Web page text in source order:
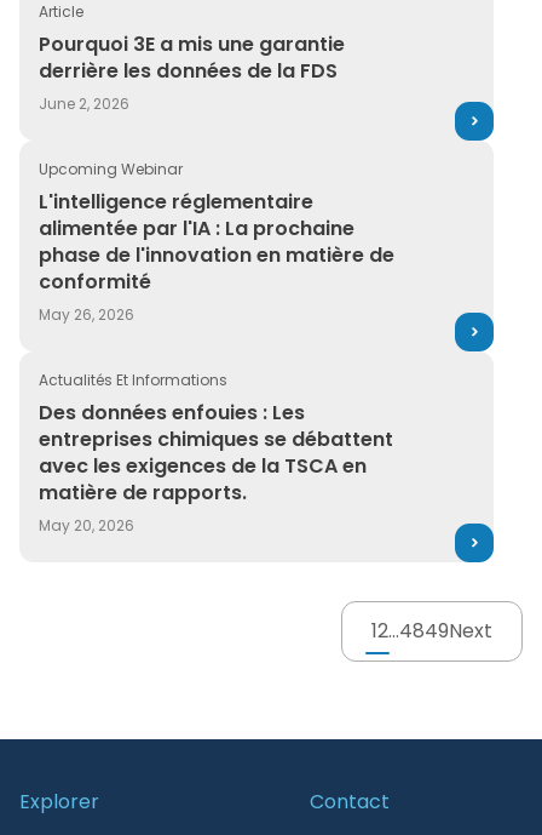
Article
Pourquoi 3E a mis une garantie
derrière les données de la FDS
June 2, 2026
Pourquoi 3E a mis une garantie derrière les données de
Upcoming Webinar
L'intelligence réglementaire
alimentée par l'IA : La prochaine
phase de l'innovation en matière de
conformité
May 26, 2026
L'intelligence réglementaire alimentée par l'IA : La
Actualités Et Informations
Des données enfouies : Les
entreprises chimiques se débattent
avec les exigences de la TSCA en
matière de rapports.
May 20, 2026
Des données enfouies : Les entreprises chimiques
12…4849Next
Explorer
Contact